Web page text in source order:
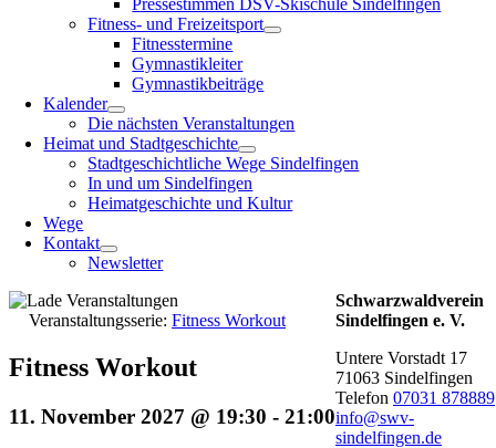
Pressestimmen DSV-Skischule Sindelfingen
Fitness- und Freizeitsport
Fitnesstermine
Gymnastikleiter
Gymnastikbeiträge
Kalender
Die nächsten Veranstaltungen
Heimat und Stadtgeschichte
Stadtgeschichtliche Wege Sindelfingen
In und um Sindelfingen
Heimatgeschichte und Kultur
Wege
Kontakt
Newsletter
Veranstaltungsserie: Fitness Workout
Fitness Workout
11. November 2027 @ 19:30 - 21:00
Schwarzwaldverein
Sindelfingen e. V.
Untere Vorstadt 17
71063 Sindelfingen
Telefon 07031 878889
info@swv-
sindelfingen.de